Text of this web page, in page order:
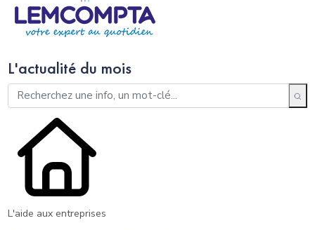
L'actualité du mois
L'aide aux entreprises